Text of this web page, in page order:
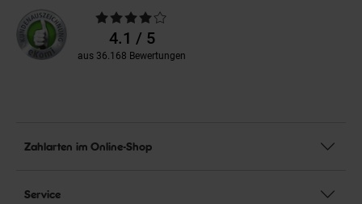
Durchschnittliche
Bewertungen4.1 / 5
aus 36.168 Bewertungen
Zahlarten im Online-Shop
Service